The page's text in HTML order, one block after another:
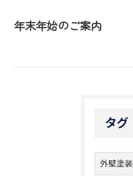
年末年始のご案内
タグ
外壁塗装